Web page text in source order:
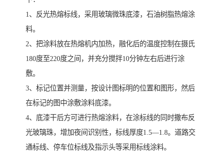
1、反光热熔标线，采用玻璃微珠底漆，石油树脂热熔涂
料。
2、把涂料放在热熔机内加热，融化后的温度控制在摄氏
180度至220度之间，并充分搅拌10分钟左右后进行涂
敷。
3、标记位置并测量，按设计图标明的位置和图形，然后
在标记的图中涂敷涂料底漆。
4、底漆干后方可进行热熔涂料，在涂标线的同时撒布反
光玻璃珠，增加夜间识别性，标线厚度1.5—1.8。道路交
通标线、停车位标线及指示头等采用标线涂料。